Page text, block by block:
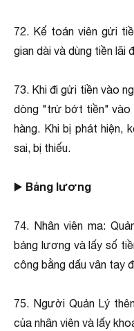
72. Kế toán viên gửi
gian dài và dùng tiền lãi
73. Khi đi gửi tiền vào
dòng "trừ bớt tiền" vào
hàng. Khi bị phát hiện,
sai, bị thiếu.
▶️ Bảng lương
74. Nhân viên ma:
bảng lương và lấy số
công bằng dấu vân tay
75. Người Quản Lý
của nhân viên và lấy